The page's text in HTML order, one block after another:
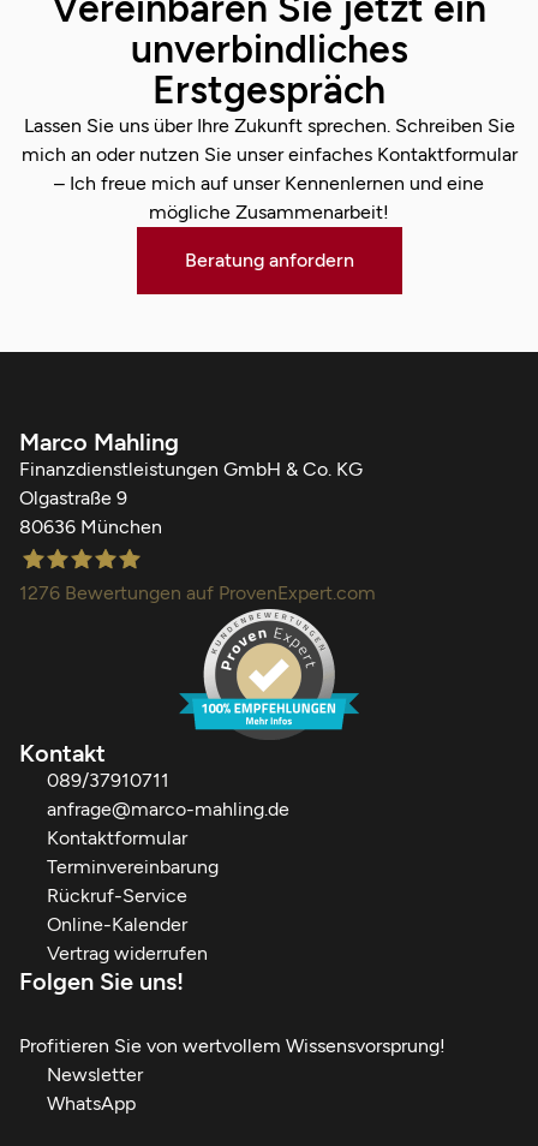
unverbindliches
Erstgespräch
Lassen Sie uns über Ihre Zukunft sprechen. Schreiben Sie
mich an oder nutzen Sie unser einfaches Kontaktformular
– Ich freue mich auf unser Kennenlernen und eine
mögliche Zusammenarbeit!
Beratung anfordern
Marco Mahling
Finanzdienstleistungen GmbH & Co. KG
Olgastraße 9
80636 München
Finanzdienstleistungen Marco Mahling GmbH &Co.KG
1276 Bewertungen auf ProvenExpert.com
Kontakt
089/37910711
anfrage@marco-mahling.de
Kontaktformular
Terminvereinbarung
Rückruf-Service
Online-Kalender
Vertrag widerrufen
Folgen Sie uns!
Profitieren Sie von wertvollem Wissensvorsprung!
Newsletter
WhatsApp